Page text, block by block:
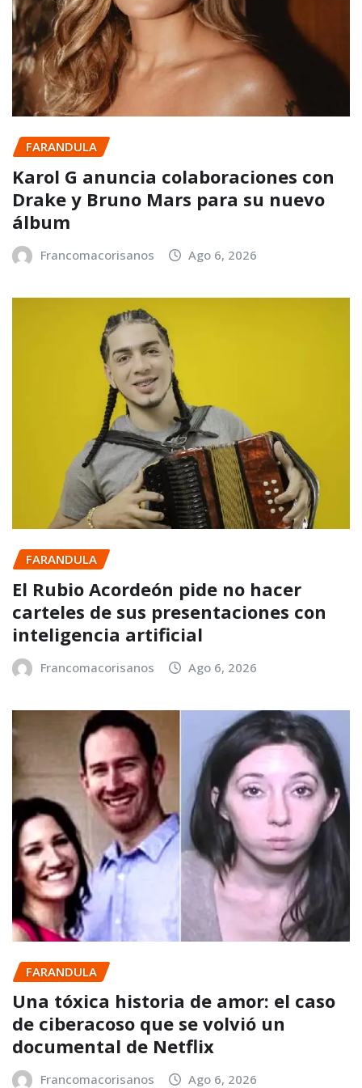
FARANDULA
Karol G anuncia colaboraciones con
Drake y Bruno Mars para su nuevo
álbum
Francomacorisanos Ago 6, 2026
FARANDULA
El Rubio Acordeón pide no hacer
carteles de sus presentaciones con
inteligencia artificial
Francomacorisanos Ago 6, 2026
FARANDULA
Una tóxica historia de amor: el caso
de ciberacoso que se volvió un
documental de Netflix
Francomacorisanos Ago 6, 2026